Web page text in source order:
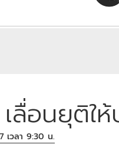
ลื่อนยุติใ
เวลา 9:30 น.